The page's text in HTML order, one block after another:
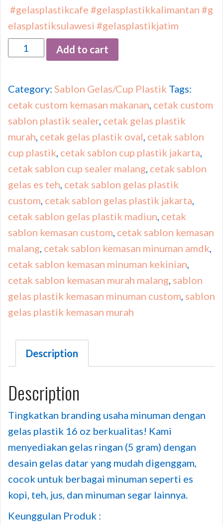
#gelasplastikcafe #gelasplastikkalimantan #g
elasplastiksulawesi #gelasplastikjatim
Quantity
Add to cart
Category: Sablon Gelas/Cup Plastik Tags:
cetak custom kemasan makanan cetak custom
sablon plastik sealer cetak gelas plastik
murah cetak gelas plastik oval cetak sablon
cup plastik cetak sablon cup plastik jakarta
cetak sablon cup sealer malang cetak sablon
gelas es teh cetak sablon gelas plastik
custom cetak sablon gelas plastik jakarta
cetak sablon gelas plastik madiun cetak
sablon kemasan custom cetak sablon kemasan
malang cetak sablon kemasan minuman amdk
cetak sablon kemasan minuman kekinian
cetak sablon kemasan murah malang sablon
gelas plastik kemasan minuman custom sablon
gelas plastik kemasan murah
Description
Description
Tingkatkan branding usaha minuman dengan
gelas plastik 16 oz berkualitas! Kami
menyediakan gelas ringan (5 gram) dengan
desain gelas datar yang mudah digenggam,
cocok untuk berbagai minuman seperti es
kopi, teh, jus, dan minuman segar lainnya.
Keunggulan Produk :